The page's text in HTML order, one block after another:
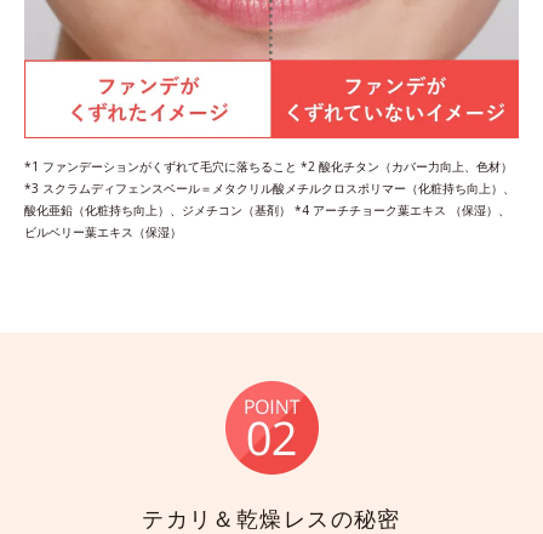
*1 ファンデーションがくずれて毛穴に落ちること *2 酸化チタン（カバー力向上、色材）
*3 スクラムディフェンスベール＝メタクリル酸メチルクロスポリマー（化粧持ち向上）、
酸化亜鉛（化粧持ち向上）、ジメチコン（基剤） *4 アーチチョーク葉エキス （保湿）、
ビルベリー葉エキス（保湿）
テカリ＆乾燥レスの秘密